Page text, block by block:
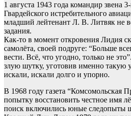
1 августа 1943 года командир звена
Гвардейского истребительного
младший лейтенант Л. В. Литвяк не
задания.
Как-то в момент откровения Лидия
самолёта, своей подруге: “Больше
вести. Всё, что угодно, только не
злую шутку, уготовив именно такую
искали, искали долго и упорно.
В 1968 году газета “Комсомольская
попытку восстановить честное имя
поиск включились юные следопыты